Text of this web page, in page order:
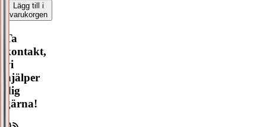
Lägg till i
varukorgen
Ta
kontakt,
vi
hjälper
dig
gärna!